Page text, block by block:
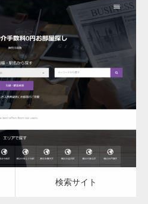
： 2023.03.09
護医療院
検索サイト